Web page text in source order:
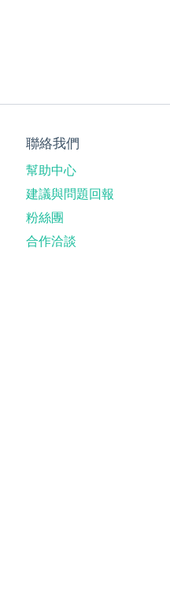
聯絡我們
幫助中心
建議與問題回報
粉絲團
合作洽談